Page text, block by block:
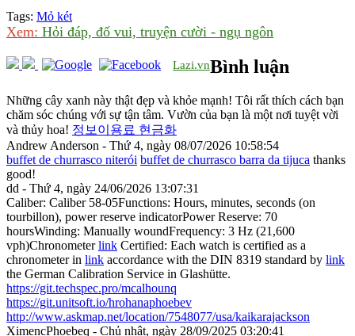
Tags: Mỏ két
Xem: Hỏi đáp, đố vui, truyện cười - ngụ ngôn
Lazi.vnBình luận
Những cây xanh này thật đẹp và khỏe mạnh! Tôi rất thích cách bạn
chăm sóc chúng với sự tận tâm. Vườn của bạn là một nơi tuyệt vời
và thủy hoa! 정보이용료 현금화
Andrew Anderson - Thứ 4, ngày 08/07/2026 10:58:54
buffet de churrasco niterói buffet de churrasco barra da tijuca thanks
good!
dd - Thứ 4, ngày 24/06/2026 13:07:31
Caliber: Caliber 58-05Functions: Hours, minutes, seconds (on
tourbillon), power reserve indicatorPower Reserve: 70
hoursWinding: Manually woundFrequency: 3 Hz (21,600
vph)Chronometerlink Certified: Each watch is certified as a
chronometer in link accordance with the DIN 8319 standard by link
the German Calibration Service in Glashütte.
https://git.techspec.pro/mcalhounq
https://git.unitsoft.io/hrohanaphoebev
http://www.askmap.net/location/7548077/usa/kaikarajackson
XimencPhoebeq - Chủ nhật, ngày 28/09/2025 03:20:41